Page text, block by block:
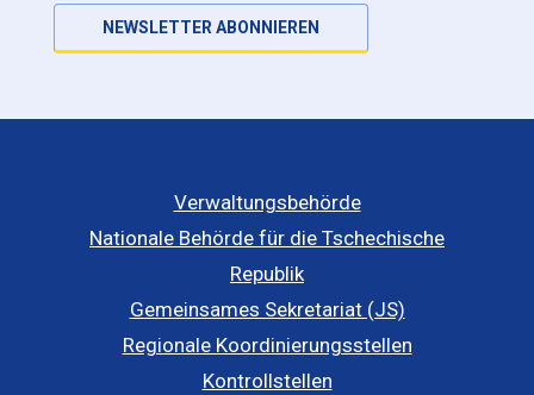
NEWSLETTER ABONNIEREN
Verwaltungsbehörde
Nationale Behörde für die Tschechische
Republik
Gemeinsames Sekretariat (JS)
Regionale Koordinierungsstellen
Kontrollstellen